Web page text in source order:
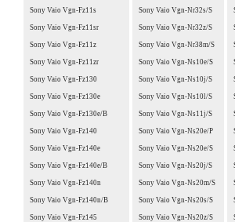
Sony Vaio Vgn-Fz11s
Sony Vaio Vgn-Fz11sr
Sony Vaio Vgn-Fz11z
Sony Vaio Vgn-Fz11zr
Sony Vaio Vgn-Fz130
Sony Vaio Vgn-Fz130e
Sony Vaio Vgn-Fz130e/B
Sony Vaio Vgn-Fz140
Sony Vaio Vgn-Fz140e
Sony Vaio Vgn-Fz140e/B
Sony Vaio Vgn-Fz140n
Sony Vaio Vgn-Fz140n/B
Sony Vaio Vgn-Fz145
Sony Vaio Vgn-Nr32s/S
Sony Vaio Vgn-Nr32z/S
Sony Vaio Vgn-Nr38m/S
Sony Vaio Vgn-Ns10e/S
Sony Vaio Vgn-Ns10j/S
Sony Vaio Vgn-Ns10l/S
Sony Vaio Vgn-Ns11j/S
Sony Vaio Vgn-Ns20e/P
Sony Vaio Vgn-Ns20e/S
Sony Vaio Vgn-Ns20j/S
Sony Vaio Vgn-Ns20m/S
Sony Vaio Vgn-Ns20s/S
Sony Vaio Vgn-Ns20z/S